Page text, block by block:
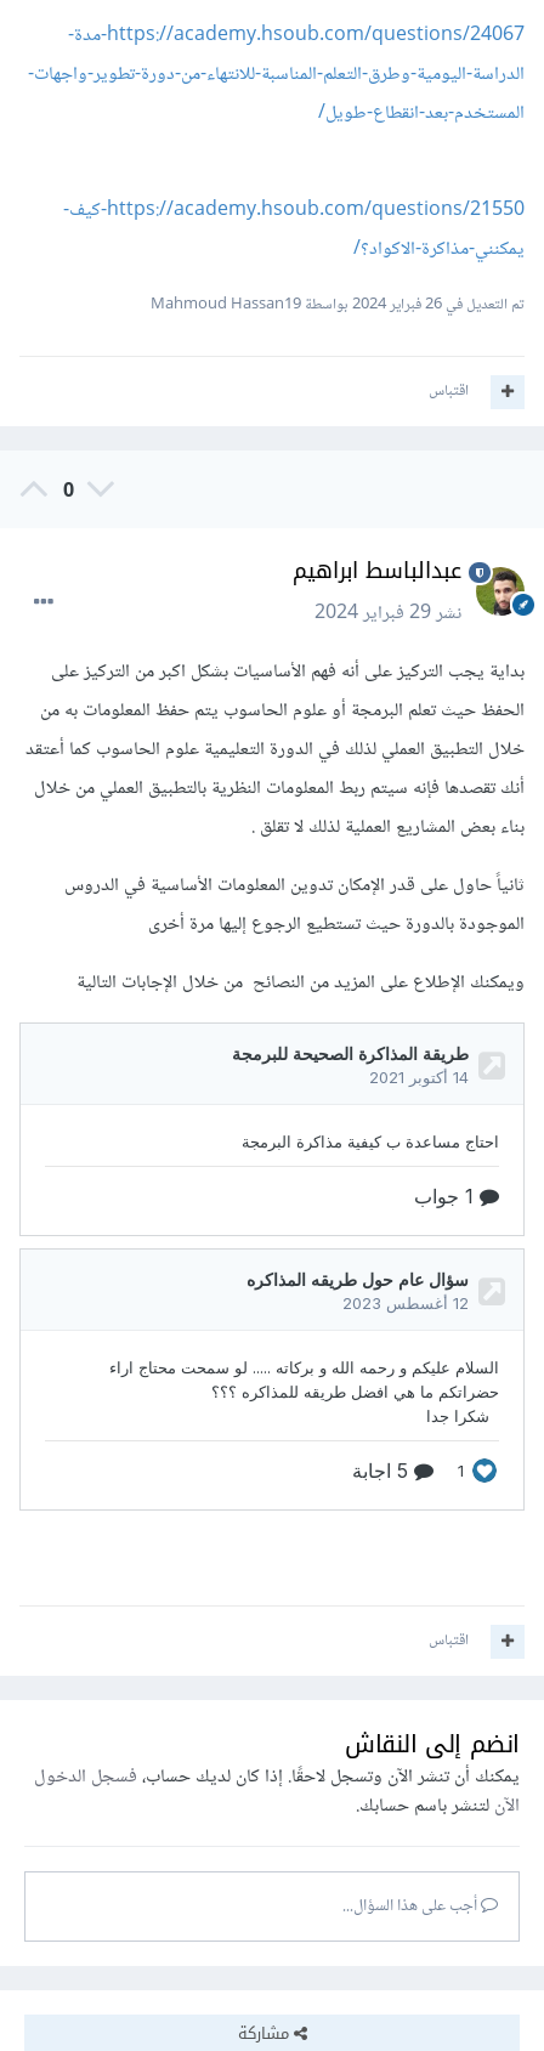
https://academy.hsoub.com/questions/24067-مدة-
الدراسة-اليومية-وطرق-التعلم-المناسبة-للانتهاء-من-دورة-تطوير-واجهات-
المستخدم-بعد-انقطاع-طويل/
https://academy.hsoub.com/questions/21550-كيف-
يمكنني-مذاكرة-الاكواد؟/
تم التعديل في26 فبراير 2024 بواسطة Mahmoud Hassan19
اقتباس
0
عبدالباسط ابراهيم
نشر29 فبراير 2024
بداية يجب التركيز على أنه فهم الأساسيات بشكل اكبر من التركيز على
الحفظ حيث تعلم البرمجة أو علوم الحاسوب يتم حفظ المعلومات به من
خلال التطبيق العملي لذلك في الدورة التعليمية علوم الحاسوب كما أعتقد
أنك تقصدها فإنه سيتم ربط المعلومات النظرية بالتطبيق العملي من خلال
بناء بعض المشاريع العملية لذلك لا تقلق .
ثانياً حاول على قدر الإمكان تدوين المعلومات الأساسية في الدروس
الموجودة بالدورة حيث تستطيع الرجوع إليها مرة أخرى
ويمكنك الإطلاع على المزيد من النصائح من خلال الإجابات التالية
اقتباس
انضم إلى النقاش
يمكنك أن تنشر الآن وتسجل لاحقًا. إذا كان لديك حساب،فسجل الدخول
الآنلتنشر باسم حسابك.
أجب على هذا السؤال...
مشاركة